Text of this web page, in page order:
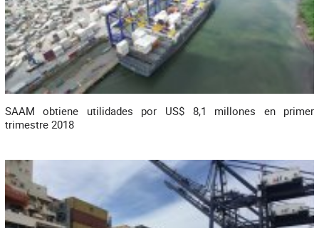
SAAM obtiene utilidades por US$ 8,1 millones en primer
trimestre 2018